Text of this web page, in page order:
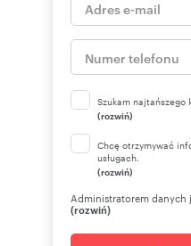
Szukam
(rozwiń)
Chcę otrzymywać
usługach.
(rozwiń)
Administratorem danych
(rozwiń)